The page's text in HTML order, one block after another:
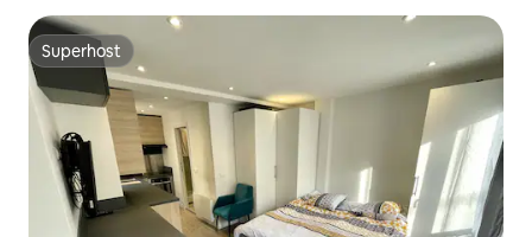
Superhost
Superhost